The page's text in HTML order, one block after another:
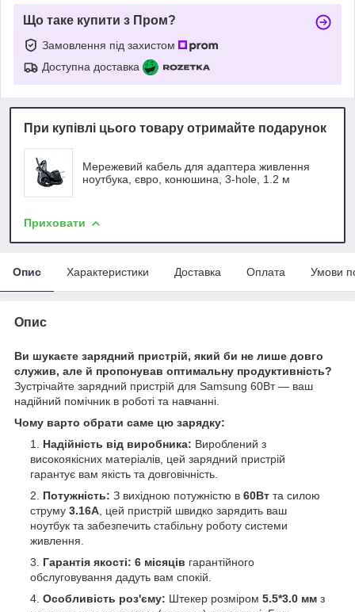
Що таке купити з Пром?
Замовлення під захистом
Доступна доставка
При купівлі цього товару отримайте подарунок
Мережевий кабель для адаптера живлення
ноутбука, євро, конюшина, 3-hole, 1.2 м
Приховати
Опис Характеристики Доставка Оплата Умови
Опис
Ви шукаєте зарядний пристрій, який би не лише довго
служив, але й пропонував оптимальну продуктивність?
Зустрічайте зарядний пристрій для Samsung 60Вт — ваш
надійний помічник в роботі та навчанні.
Чому варто обрати саме цю зарядку:
Надійність від виробника: Вироблений з
високоякісних матеріалів, цей зарядний пристрій
гарантує вам якість та довговічність.
Потужність: З вихідною потужністю в 60Вт та силою
струму 3.16А , цей пристрій швидко зарядить ваш
ноутбук та забезпечить стабільну роботу системи
живлення.
Гарантія якості: 6 місяців гарантійного
обслуговування дадуть вам спокій.
Особливість роз'єму: Штекер розміром 5.5*3.0 мм з